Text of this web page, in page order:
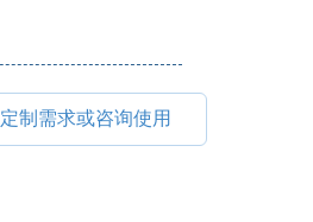
定制需求或咨询使用